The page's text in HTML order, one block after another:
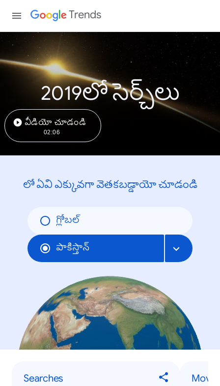
Trends
2019లో సెర్చ్‌లు
వీడియో చూడండి
02:06
లో ఏవి ఎక్కువగా వెతకబడ్డాయో చూడండి
గ్లోబల్
పాకిస్తాన్
Searches